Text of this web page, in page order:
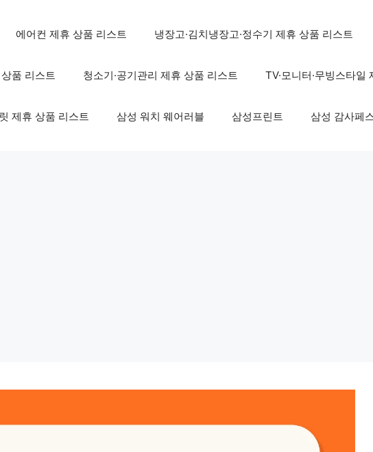
에어컨 제휴 상품 리스트 냉장고·김치냉장고·정수기 제휴 상품 리스트
품 리스트 청소기·공기관리 제휴 상품 리스트 TV·모니터·무빙스타일
제휴 상품 리스트 삼성 워치 웨어러블 삼성프린트 삼성 감사페